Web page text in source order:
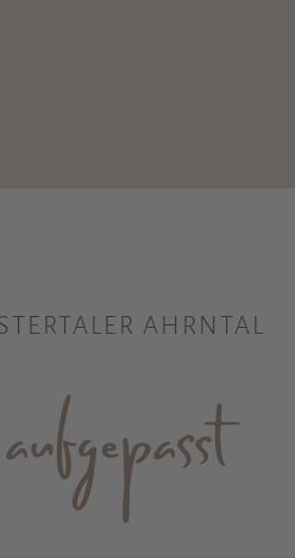
AHRNTAL